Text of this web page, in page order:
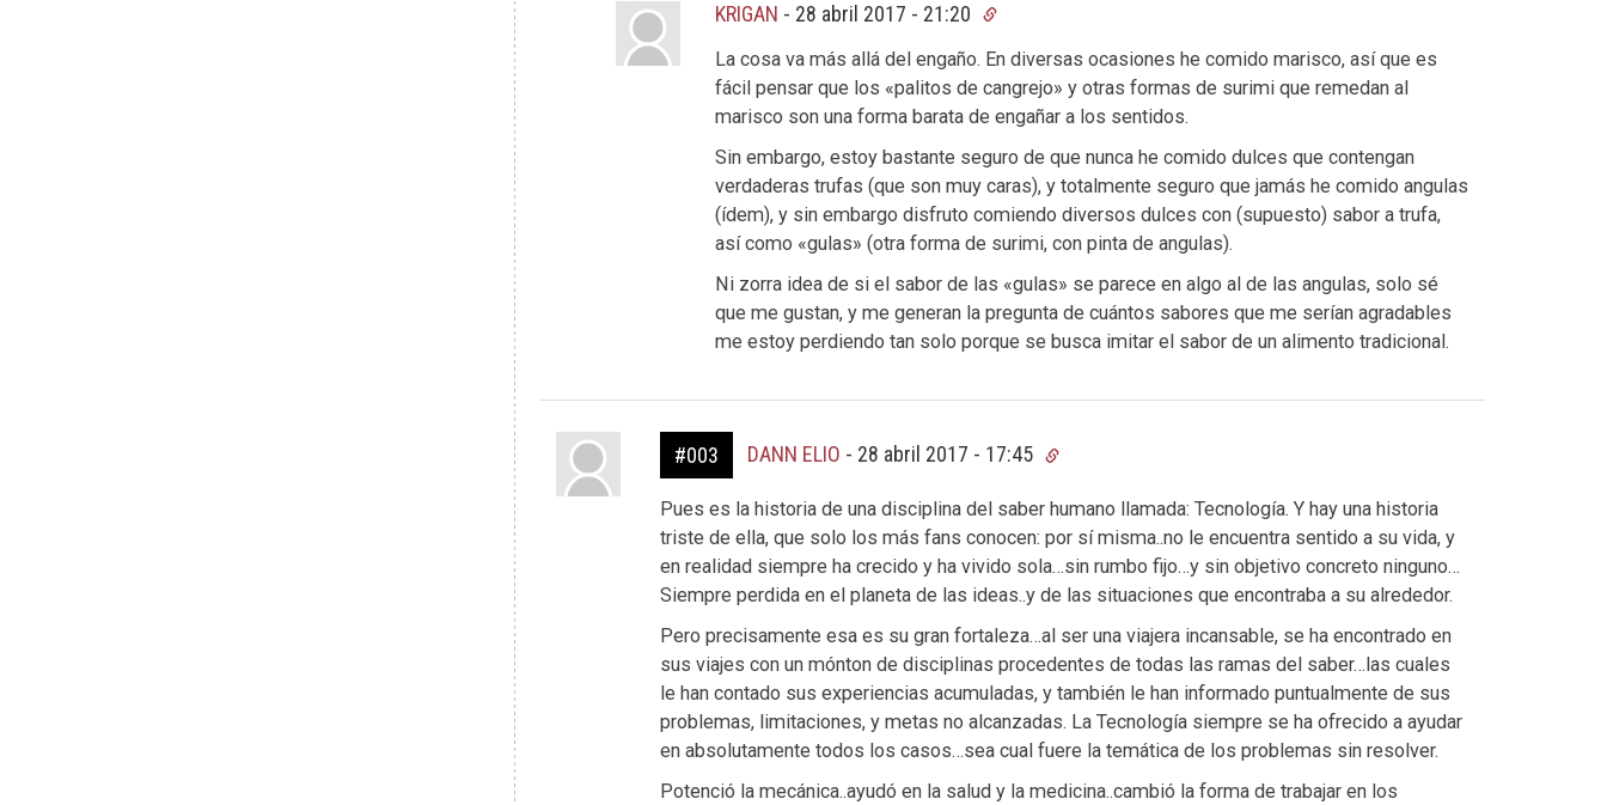
KRIGAN - 28 abril 2017 - 21:20
La cosa va más allá del engaño. En diversas ocasiones he comido marisco, así que es
fácil pensar que los «palitos de cangrejo» y otras formas de surimi que remedan al
marisco son una forma barata de engañar a los sentidos.
Sin embargo, estoy bastante seguro de que nunca he comido dulces que contengan
verdaderas trufas (que son muy caras), y totalmente seguro que jamás he comido angulas
(ídem), y sin embargo disfruto comiendo diversos dulces con (supuesto) sabor a trufa,
así como «gulas» (otra forma de surimi, con pinta de angulas).
Ni zorra idea de si el sabor de las «gulas» se parece en algo al de las angulas, solo sé
que me gustan, y me generan la pregunta de cuántos sabores que me serían agradables
me estoy perdiendo tan solo porque se busca imitar el sabor de un alimento tradicional.
#003 DANN ELIO - 28 abril 2017 - 17:45
Pues es la historia de una disciplina del saber humano llamada: Tecnología. Y hay una historia
triste de ella, que solo los más fans conocen: por sí misma..no le encuentra sentido a su vida, y
en realidad siempre ha crecido y ha vivido sola…sin rumbo fijo…y sin objetivo concreto ninguno…
Siempre perdida en el planeta de las ideas..y de las situaciones que encontraba a su alrededor.
Pero precisamente esa es su gran fortaleza…al ser una viajera incansable, se ha encontrado en
sus viajes con un mónton de disciplinas procedentes de todas las ramas del saber…las cuales
le han contado sus experiencias acumuladas, y también le han informado puntualmente de sus
problemas, limitaciones, y metas no alcanzadas. La Tecnología siempre se ha ofrecido a ayudar
en absolutamente todos los casos…sea cual fuere la temática de los problemas sin resolver.
Potenció la mecánica..ayudó en la salud y la medicina..cambió la forma de trabajar en los